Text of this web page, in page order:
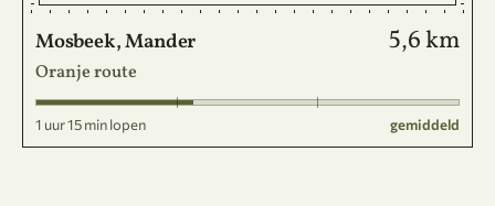
Mosbeek, Mander 5,6 km
Oranje route
1 uur 15 min lopen gemiddeld